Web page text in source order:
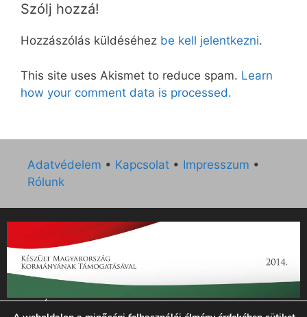
Szólj hozzá!
Hozzászólás küldéséhez be kell jelentkezni.
This site uses Akismet to reduce spam. Learn
how your comment data is processed.
Adatvédelem • Kapcsolat • Impresszum •
Rólunk
„Az Új Ember katolikus hetilap 2014. évi működésének